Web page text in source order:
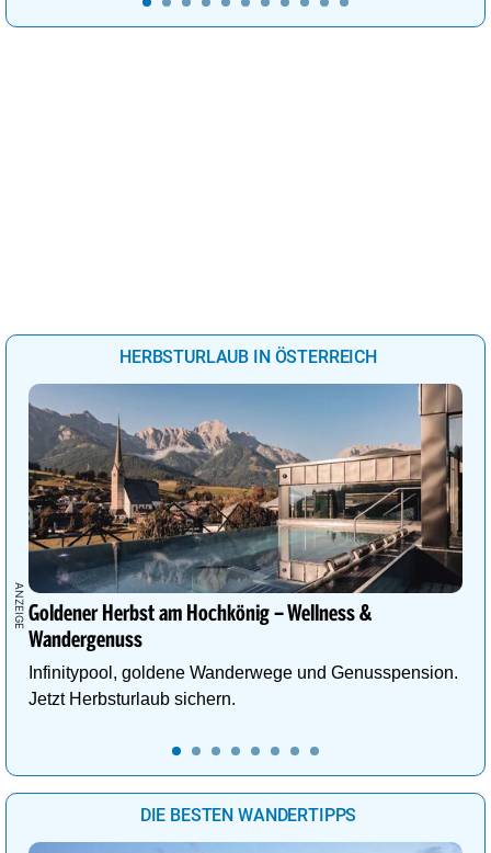
HERBSTURLAUB IN ÖSTERREICH
Goldener Herbst am Hochkönig – Wellness &
Wandergenuss
Infinitypool, goldene Wanderwege und Genusspension.
Jetzt Herbsturlaub sichern.
DIE BESTEN WANDERTIPPS